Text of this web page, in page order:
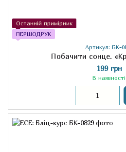
Останній примірник
ПЕРШОДРУК
Артикул: БК-
Побачити сонце.
199 грн
В наявності